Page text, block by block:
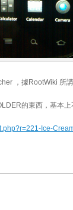
，據RootWiki 所
的東西，基本
Ice-